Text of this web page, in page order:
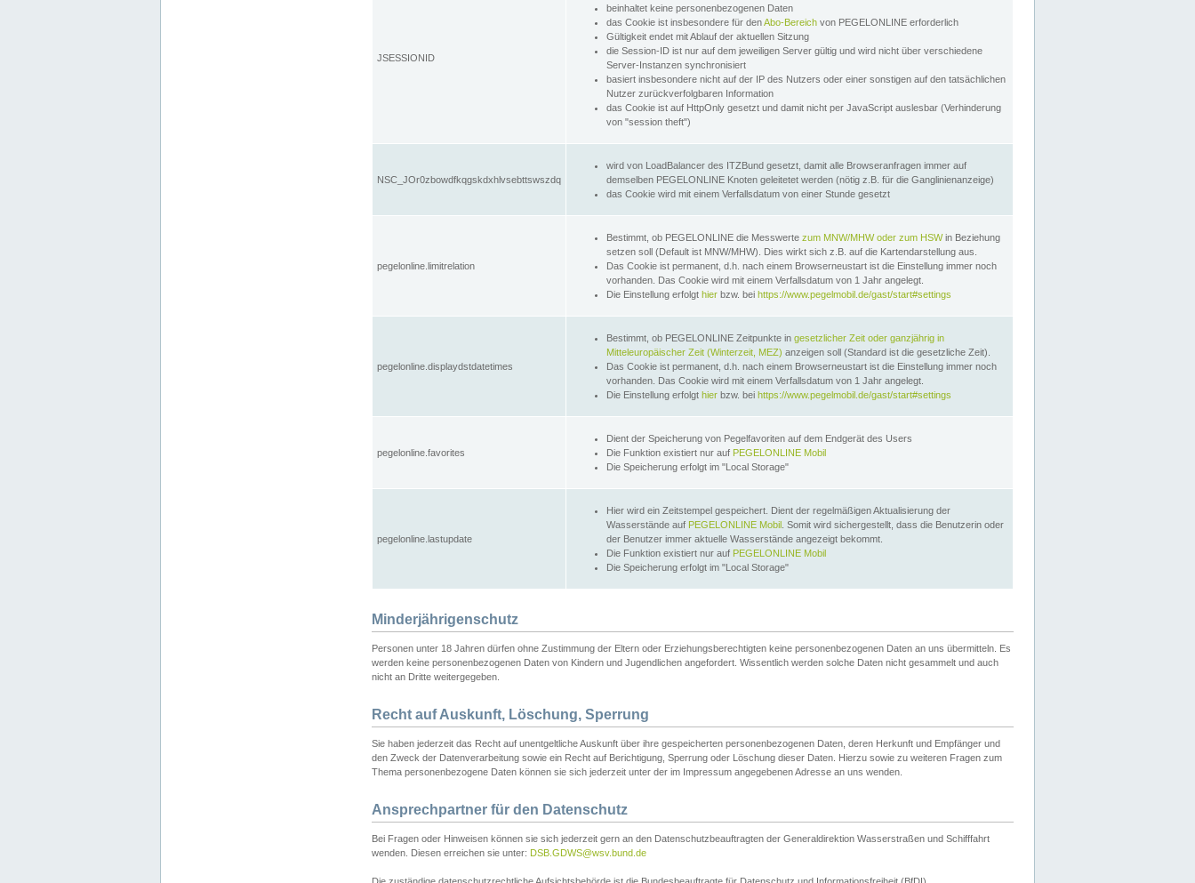
JSESSIONID
beinhaltet keine personenbezogenen Daten
das Cookie ist insbesondere für denAbo-Bereich von PEGELONLINE erforderlich
Gültigkeit endet mit Ablauf der aktuellen Sitzung
die Session-ID ist nur auf dem jeweiligen Server gültig und wird nicht über verschiedene
Server-Instanzen synchronisiert
basiert insbesondere nicht auf der IP des Nutzers oder einer sonstigen auf den tatsächlichen
Nutzer zurückverfolgbaren Information
das Cookie ist auf HttpOnly gesetzt und damit nicht per JavaScript auslesbar (Verhinderung
von "session theft")
NSC_JOr0zbowdfkqgskdxhlvsebttswszdq
wird von LoadBalancer des ITZBund gesetzt, damit alle Browseranfragen immer auf
demselben PEGELONLINE Knoten geleitetet werden (nötig z.B. für die Ganglinienanzeige)
das Cookie wird mit einem Verfallsdatum von einer Stunde gesetzt
pegelonline.limitrelation
Bestimmt, ob PEGELONLINE die Messwerte zum MNW/MHW oder zum HSWin Beziehung
setzen soll (Default ist MNW/MHW). Dies wirkt sich z.B. auf die Kartendarstellung aus.
Das Cookie ist permanent, d.h. nach einem Browserneustart ist die Einstellung immer noch
vorhanden. Das Cookie wird mit einem Verfallsdatum von 1 Jahr angelegt.
Die Einstellung erfolgt hier bzw. bei https://www.pegelmobil.de/gast/start#settings
pegelonline.displaydstdatetimes
Bestimmt, ob PEGELONLINE Zeitpunkte in gesetzlicher Zeit oder ganzjährig in
Mitteleuropäischer Zeit (Winterzeit, MEZ) anzeigen soll (Standard ist die gesetzliche Zeit).
Das Cookie ist permanent, d.h. nach einem Browserneustart ist die Einstellung immer noch
vorhanden. Das Cookie wird mit einem Verfallsdatum von 1 Jahr angelegt.
Die Einstellung erfolgt hier bzw. bei https://www.pegelmobil.de/gast/start#settings
pegelonline.favorites
Dient der Speicherung von Pegelfavoriten auf dem Endgerät des Users
Die Funktion existiert nur auf PEGELONLINE Mobil
Die Speicherung erfolgt im "Local Storage"
pegelonline.lastupdate
Hier wird ein Zeitstempel gespeichert. Dient der regelmäßigen Aktualisierung der
Wasserstände auf PEGELONLINE Mobil . Somit wird sichergestellt, dass die Benutzerin oder
der Benutzer immer aktuelle Wasserstände angezeigt bekommt.
Die Funktion existiert nur auf PEGELONLINE Mobil
Die Speicherung erfolgt im "Local Storage"
Minderjährigenschutz
Personen unter 18 Jahren dürfen ohne Zustimmung der Eltern oder Erziehungsberechtigten keine personenbezogenen Daten an uns übermitteln. Es
werden keine personenbezogenen Daten von Kindern und Jugendlichen angefordert. Wissentlich werden solche Daten nicht gesammelt und auch
nicht an Dritte weitergegeben.
Recht auf Auskunft, Löschung, Sperrung
Sie haben jederzeit das Recht auf unentgeltliche Auskunft über ihre gespeicherten personenbezogenen Daten, deren Herkunft und Empfänger und
den Zweck der Datenverarbeitung sowie ein Recht auf Berichtigung, Sperrung oder Löschung dieser Daten. Hierzu sowie zu weiteren Fragen zum
Thema personenbezogene Daten können sie sich jederzeit unter der im Impressum angegebenen Adresse an uns wenden.
Ansprechpartner für den Datenschutz
Bei Fragen oder Hinweisen können sie sich jederzeit gern an den Datenschutzbeauftragten der Generaldirektion Wasserstraßen und Schifffahrt
wenden. Diesen erreichen sie unter: DSB.GDWS@wsv.bund.de